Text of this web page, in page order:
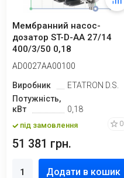
Мембранний насос-
дозатор ST-D-AA 27/14
400/3/50 0,18
AD0027AA00100
Виробник
ETATRON D.S.
Потужність,
кВт
0,18
під замовлення 0
51 381 грн.
Додати в кошик